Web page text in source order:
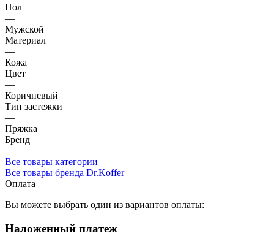
Пол
—
Мужской
Материал
—
Кожа
Цвет
—
Коричневый
Тип застежки
—
Пряжка
Бренд
Все товары категории
Все товары бренда Dr.Koffer
Оплата
Вы можете выбрать один из вариантов оплаты:
Наложенный платеж